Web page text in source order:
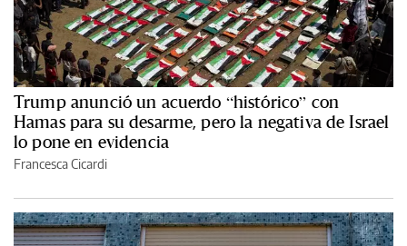
Trump anunció un acuerdo “histórico” con
Hamas para su desarme, pero la negativa de Israel
lo pone en evidencia
Francesca Cicardi